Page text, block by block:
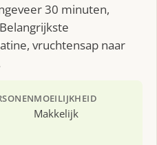
30 minuten,
vruchtensap naar
MOEILIJKHEID
Makkelijk